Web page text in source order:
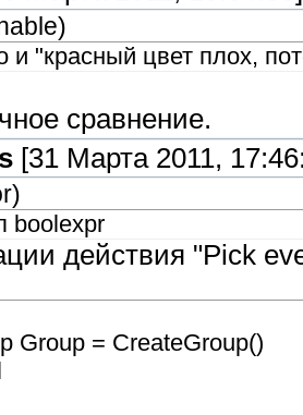
)
и "красный цвет плох,
сравнение.
[31 Марта 2011,
)
boolexpr
действия "Pick
= CreateGroup()